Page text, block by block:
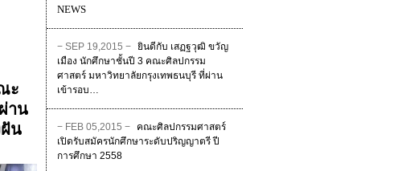
ะ
าน
น
NEWS
− SEP 19,2015 − ยินดีกับ เสฏฐวุฒิ ขวัญ
เมือง นักศึกษาชั้นปี 3 คณะศิลปกรรม
ศาสตร์ มหาวิทยาลัยกรุงเทพธนบุรี ที่ผ่าน
เข้ารอบ…
− FEB 05,2015 −
คณะศิลปกรรมศาสตร์
เปิดรับสมัครนักศึกษาระดับปริญญาตรี ปี
การศึกษา 2558